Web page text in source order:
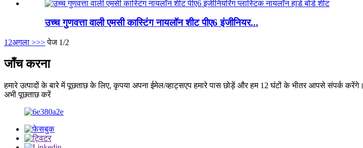
उच्च गुणवत्ता वाली एमसी कास्टिंग नायलॉन शीट पीए6 इंजीनियर...
1 2अगला >>> पेज 1/2
जाँच करना
हमारे उत्पादों के बारे में पूछताछ के लिए, कृपया अपना ईमेल/व्हाट्सएप हमारे पास छोड़ें और हम 12 घंटों के भीतर आपसे संपर्क करेंगे।
अभी पूछताछ करें